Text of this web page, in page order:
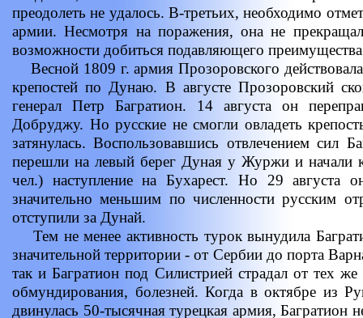
преодолеть не удалось. В-третьих, необходимо
армии. Несмотря на поражения, она не
возможности добиться подавляющего
Весной 1809 г. армия Прозоровского
крепостей по Дунаю. В августе Прозоровский
генерал Петр Багратион. 14 августа он
Добруджу. Но русские не смогли овладеть
затянулась. Воспользовавшись отвлечением сил
перешли на левый берег Дуная у Журжи и начали
чел.) наступление на Бухарест. Но 29
значительно меньшим по численности русским
отступили за Дунай.
Тем не менее активность турок вынудила
значительной территории - от Сербии до порта
так и Багратион под Силистрией страдал от тех
обмундирования, болезней. Когда в октябре из
двинулась 50-тысячная турецкая армия, Багратион